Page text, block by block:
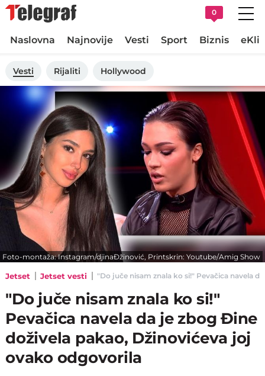
0
Naslovna Najnovije Vesti Sport Biznis
Vesti Rijaliti Hollywood
Foto-montaža: Instagram/djinaĐžinović, Printskrin: Youtube/Amig Show
Jetset Jetset vesti "Do juče nisam znala ko si!" Pevačica navela
"Do juče nisam znala ko si!"
Pevačica navela da je zbog Đine
doživela pakao, Džinovićeva joj
ovako odgovorila